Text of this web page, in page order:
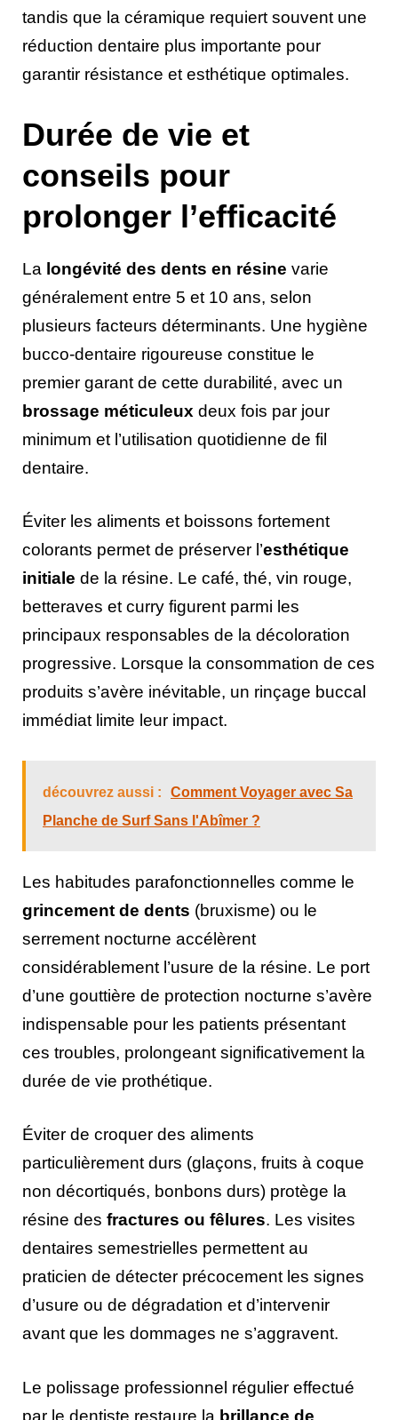
tandis que la céramique requiert souvent une
réduction dentaire plus importante pour
garantir résistance et esthétique optimales.
Durée de vie et
conseils pour
prolonger l’efficacité
La longévité des dents en résine varie
généralement entre 5 et 10 ans, selon
plusieurs facteurs déterminants. Une hygiène
bucco-dentaire rigoureuse constitue le
premier garant de cette durabilité, avec un
brossage méticuleux deux fois par jour
minimum et l’utilisation quotidienne de fil
dentaire.
Éviter les aliments et boissons fortement
colorants permet de préserver l’esthétique
initiale de la résine. Le café, thé, vin rouge,
betteraves et curry figurent parmi les
principaux responsables de la décoloration
progressive. Lorsque la consommation de ces
produits s’avère inévitable, un rinçage buccal
immédiat limite leur impact.
découvrez aussi :
Comment Voyager avec Sa
Planche de Surf Sans l'Abîmer ?
Les habitudes parafonctionnelles comme le
grincement de dents (bruxisme) ou le
serrement nocturne accélèrent
considérablement l’usure de la résine. Le port
d’une gouttière de protection nocturne s’avère
indispensable pour les patients présentant
ces troubles, prolongeant significativement la
durée de vie prothétique.
Éviter de croquer des aliments
particulièrement durs (glaçons, fruits à coque
non décortiqués, bonbons durs) protège la
résine des fractures ou fêlures. Les visites
dentaires semestrielles permettent au
praticien de détecter précocement les signes
d’usure ou de dégradation et d’intervenir
avant que les dommages ne s’aggravent.
Le polissage professionnel régulier effectué
par le dentiste restaure la brillance de